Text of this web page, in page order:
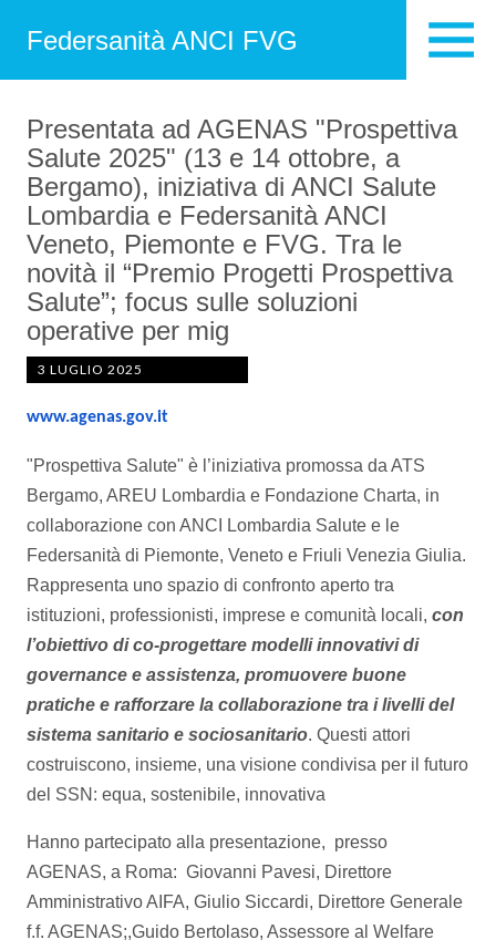
Federsanità ANCI FVG
Presentata ad AGENAS "Prospettiva
Salute 2025" (13 e 14 ottobre, a
Bergamo), iniziativa di ANCI Salute
Lombardia e Federsanità ANCI
Veneto, Piemonte e FVG. Tra le
novità il “Premio Progetti Prospettiva
Salute”; focus sulle soluzioni
operative per mig
3 LUGLIO 2025
www.agenas.gov.it
"Prospettiva Salute" è l’iniziativa promossa da ATS
Bergamo, AREU Lombardia e Fondazione Charta, in
collaborazione con ANCI Lombardia Salute e le
Federsanità di Piemonte, Veneto e Friuli Venezia Giulia.
Rappresenta uno spazio di confronto aperto tra
istituzioni, professionisti, imprese e comunità locali, con
l’obiettivo di co-progettare modelli innovativi di
governance e assistenza, promuovere buone
pratiche e rafforzare la collaborazione tra i livelli del
sistema sanitario e sociosanitario. Questi attori
costruiscono, insieme, una visione condivisa per il futuro
del SSN: equa, sostenibile, innovativa
Hanno partecipato alla presentazione, presso
AGENAS, a Roma: Giovanni Pavesi, Direttore
Amministrativo AIFA, Giulio Siccardi, Direttore Generale
f.f. AGENAS;,Guido Bertolaso, Assessore al Welfare